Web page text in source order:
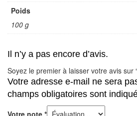
Poids
100 g
Il n’y a pas encore d’avis.
Soyez le premier à laisser votre avis sur
Votre adresse e-mail ne sera
champs obligatoires sont
Votre note *